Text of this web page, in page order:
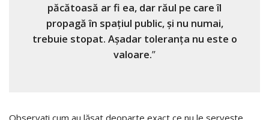
păcătoasă ar fi ea, dar răul pe care îl
propagă în spațiul public, și nu numai,
trebuie stopat. Așadar toleranța nu este o
valoare.”